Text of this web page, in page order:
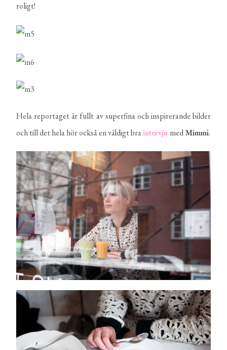
roligt!
Hela reportaget är fullt av superfina och inspirerande bilder
och till det hela hör också en väldigt braintervju medMimmi.